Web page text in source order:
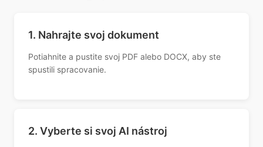
1. Nahrajte svoj dokument
Potiahnite a pustite svoj PDF alebo DOCX, aby ste
spustili spracovanie.
2. Vyberte si svoj AI nástroj